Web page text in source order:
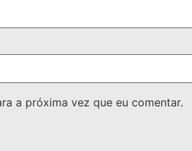
a próxima vez que eu comentar.